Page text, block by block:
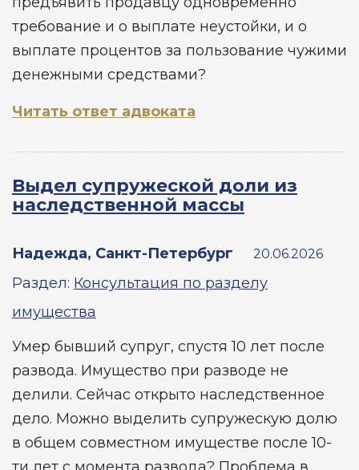
требование и о выплате неустойки, и о
выплате процентов за пользование чужими
денежными средствами?
Читать ответ адвоката
Выдел супружеской доли из
наследственной массы
Надежда, Санкт-Петербург 20.06.2026
Раздел: Консультация по разделу
имущества
Умер бывший супруг, спустя 10 лет после
развода. Имущество при разводе не
делили. Сейчас открыто наследственное
дело. Можно выделить супружескую долю
в общем совместном имуществе после 10-